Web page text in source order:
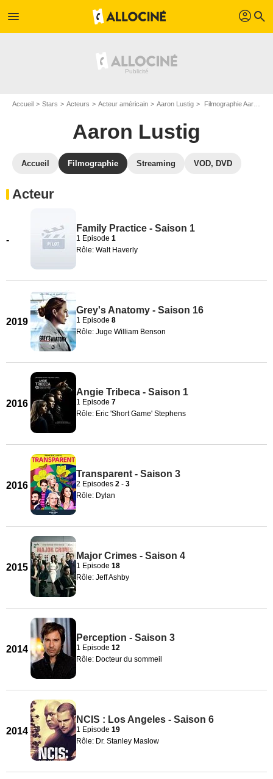
menu profil search
Accueil Stars Acteurs Acteur américain Aaron Lustig Filmographie Aaron Lustig
Aaron Lustig
Accueil Filmographie Streaming VOD, DVD
Acteur
-
Family Practice - Saison 1
1 Episode 1
Rôle: Walt Haverly
2019
Grey's Anatomy - Saison 16
1 Episode 8
Rôle: Juge William Benson
2016
Angie Tribeca - Saison 1
1 Episode 7
Rôle: Eric 'Short Game' Stephens
2016
Transparent - Saison 3
2 Episodes 2 - 3
Rôle: Dylan
2015
Major Crimes - Saison 4
1 Episode 18
Rôle: Jeff Ashby
2014
Perception - Saison 3
1 Episode 12
Rôle: Docteur du sommeil
2014
NCIS : Los Angeles - Saison 6
1 Episode 19
Rôle: Dr. Stanley Maslow